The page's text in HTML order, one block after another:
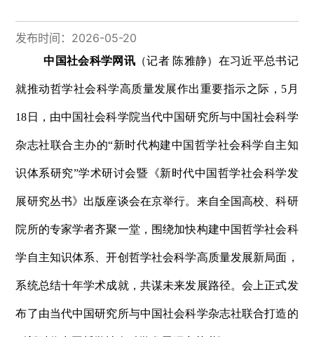
发布时间：2026-05-20
中国社会科学网讯 （记者 陈雅静）在习近平总书记
就推动哲学社会科学高质量发展作出重要指示之际，5月
18日，由中国社会科学院当代中国研究所与中国社会科学
杂志社联合主办的“新时代构建中国哲学社会科学自主知
识体系研究”学术研讨会暨《新时代中国哲学社会科学发
展研究丛书》出版座谈会在京举行。来自全国高校、科研
院所的专家学者齐聚一堂，围绕加快构建中国哲学社会科
学自主知识体系、开创哲学社会科学高质量发展新局面，
系统总结十年学术成就，共谋未来发展路径。会上正式发
布了由当代中国研究所与中国社会科学杂志社联合打造的